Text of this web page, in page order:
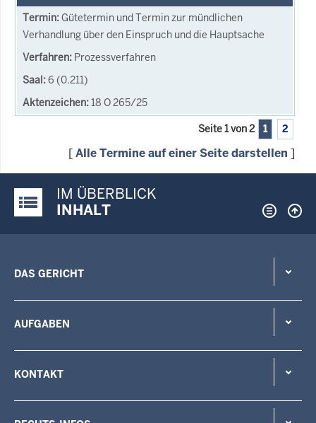
Gütetermin und Termin zur mündlichen
Verhandlung über den Einspruch und die Hauptsache
Prozessverfahren
6 (0.211)
18 O 265/25
Seite 1 von 2 1 2
[Alle Termine auf einer Seite darstellen ]
Justiz-Portal im Überblick:
IM ÜBERBLICK
INHALT
DAS GERICHT
AUFGABEN
KONTAKT